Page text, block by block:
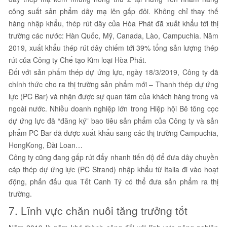
công suất sản phẩm dây mạ lên gấp đôi. Không chỉ thay thế
hàng nhập khẩu, thép rút dây của Hòa Phát đã xuất khẩu tới thị
trường các nước: Hàn Quốc, Mỹ, Canada, Lào, Campuchia. Năm
2019, xuất khẩu thép rút dây chiếm tới 39% tổng sản lượng thép
rút của Công ty Chế tạo Kim loại Hòa Phát.
Đối với sản phẩm thép dự ứng lực, ngày 18/3/2019, Công ty đã
chính thức cho ra thị trường sản phẩm mới – Thanh thép dự ứng
lực (PC Bar) và nhận được sự quan tâm của khách hàng trong và
ngoài nước. Nhiều doanh nghiệp lớn trong Hiệp hội Bê tông cọc
dự ứng lực đã “đăng ký” bao tiêu sản phẩm của Công ty và sản
phẩm PC Bar đã được xuất khẩu sang các thị trường Campuchia,
HongKong, Đài Loan…
Công ty cũng đang gấp rút đẩy nhanh tiến độ để đưa dây chuyền
cáp thép dự ứng lực (PC Strand) nhập khẩu từ Italia đi vào hoạt
động, phấn đấu qua Tết Canh Tý có thể đưa sản phẩm ra thị
trường.
7. Lĩnh vực chăn nuôi tăng trưởng tốt